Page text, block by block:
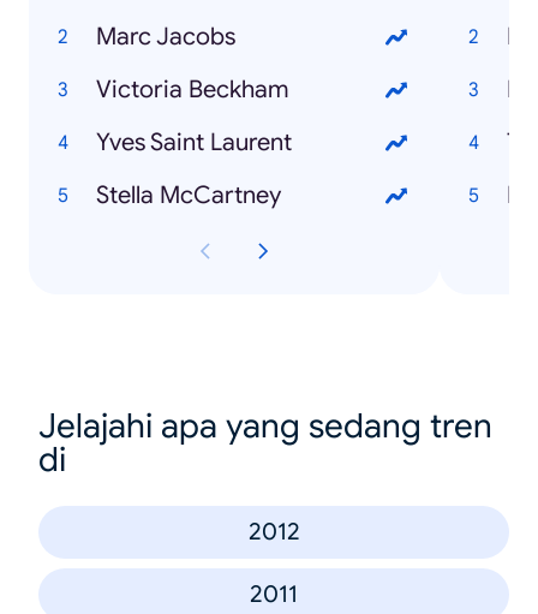
Marc Jacobs
Victoria Beckham
Yves Saint Laurent
Stella McCartney
Jelajahi apa yang sedang tren
di
2012
2011